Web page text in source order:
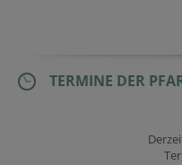
TERMINE DER